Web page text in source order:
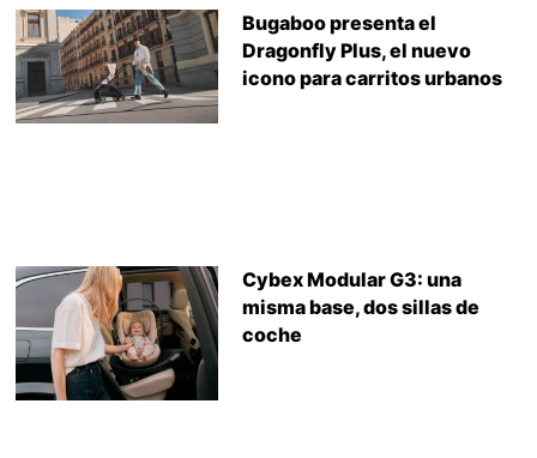
Bugaboo presenta el
Dragonfly Plus, el nuevo
icono para carritos urbanos
Cybex Modular G3: una
misma base, dos sillas de
coche